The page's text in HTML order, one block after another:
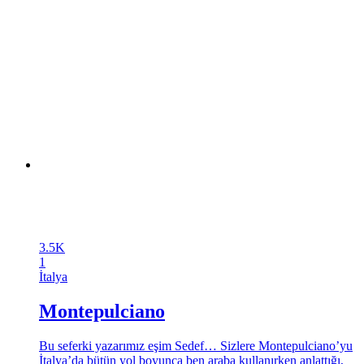
3.5K
1
İtalya
Montepulciano
Bu seferki yazarımız eşim Sedef… Sizlere Montepulciano’yu
İtalya’da bütün yol boyunca ben araba kullanırken anlattığı,